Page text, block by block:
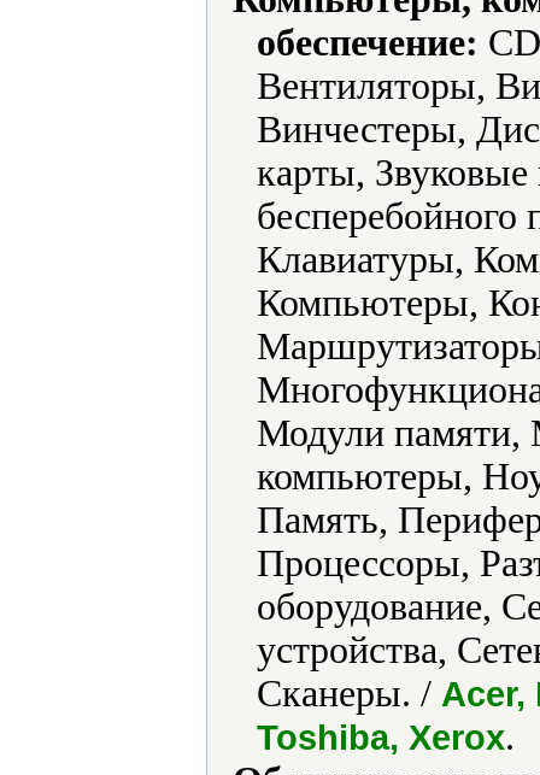
обеспечение:
Вентиляторы,
Винчестеры,
карты,
Клавиатуры,
Компьютеры,
Модули
компьютеры,
Память,
Процессоры,
оборудование,
устройства,
Сканеры. / Acer,
Toshiba, Xerox.